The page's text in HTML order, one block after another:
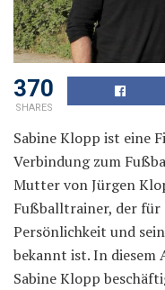
370
SHARES
Sabine Klopp ist eine
Verbindung zum
Mutter von Jürgen
Fußballtrainer, der für
Persönlichkeit und
bekannt ist. In diesem
Sabine Klopp